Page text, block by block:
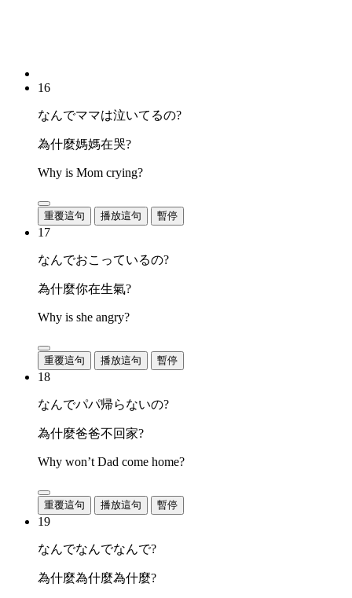
16
なんでママは泣いてるの?
為什麼媽媽在哭?
Why is Mom crying?
重覆這句 播放這句 暫停
17
なんでおこっているの?
為什麼你在生氣?
Why is she angry?
重覆這句 播放這句 暫停
18
なんでパパ帰らないの?
為什麼爸爸不回家?
Why won’t Dad come home?
重覆這句 播放這句 暫停
19
なんでなんでなんで?
為什麼為什麼為什麼?